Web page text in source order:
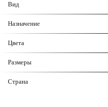
Вид
Назначение
Цвета
Размеры
Страна